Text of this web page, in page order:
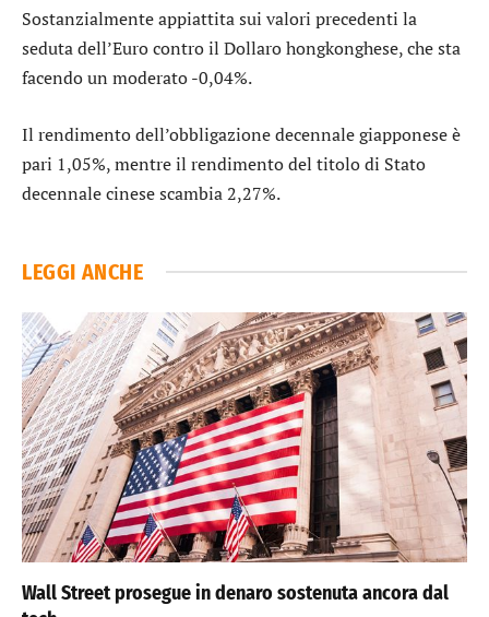
Sostanzialmente appiattita sui valori precedenti la
seduta dell’Euro contro il Dollaro hongkonghese, che sta
facendo un moderato -0,04%.
Il rendimento dell’obbligazione decennale giapponeseè
pari 1,05%, mentre il rendimento del titolo di Stato
decennale cinesescambia 2,27%.
LEGGI ANCHE
Wall Street prosegue in denaro sostenuta ancora dal